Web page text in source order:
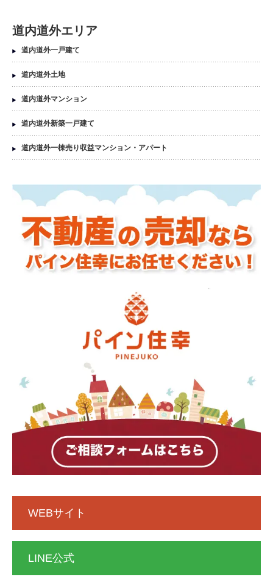
道内道外エリア
道内道外一戸建て
道内道外土地
道内道外マンション
道内道外新築一戸建て
道内道外一棟売り収益マンション・アパート
WEBサイト
LINE公式